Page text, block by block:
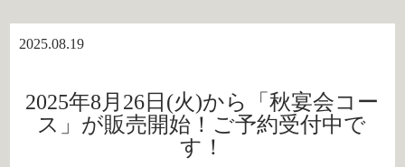
2025.08.19
2025年8月26日(火)から「秋宴会コー
ス」が販売開始！ご予約受付中で
す！